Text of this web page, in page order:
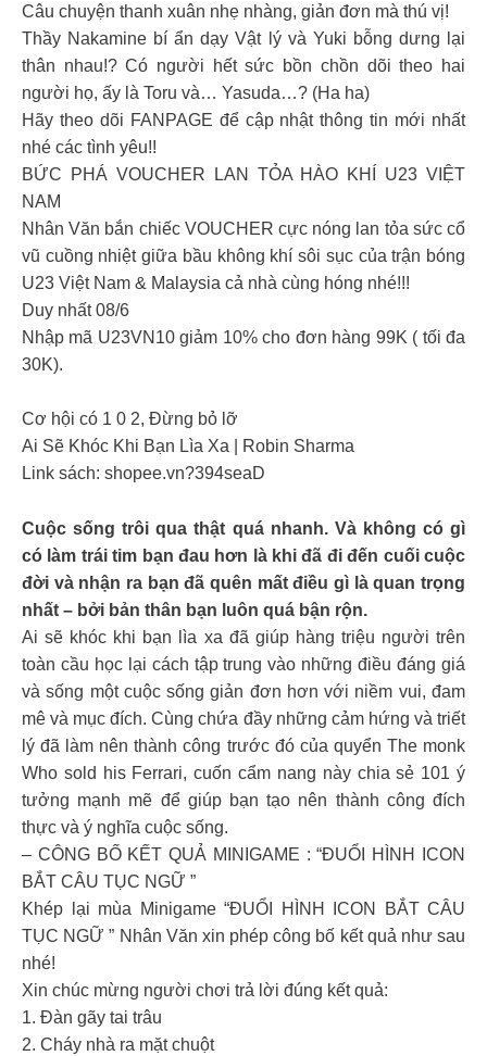
Câu chuyện thanh xuân nhẹ nhàng, giản đơn mà thú vị!
Thầy Nakamine bí ẩn dạy Vật lý và Yuki bỗng dưng lại
thân nhau!? Có người hết sức bồn chồn dõi theo hai
người họ, ấy là Toru và… Yasuda…? (Ha ha)
Hãy theo dõi FANPAGE để cập nhật thông tin mới nhất
nhé các tình yêu!!
BỨC PHÁ VOUCHER LAN TỎA HÀO KHÍ U23 VIỆT
NAM
Nhân Văn bắn chiếc VOUCHER cực nóng lan tỏa sức cổ
vũ cuồng nhiệt giữa bầu không khí sôi sục của trận bóng
U23 Việt Nam & Malaysia cả nhà cùng hóng nhé!!!
Duy nhất 08/6
Nhập mã U23VN10 giảm 10% cho đơn hàng 99K ( tối đa
30K).
Cơ hội có 1 0 2, Đừng bỏ lỡ
Ai Sẽ Khóc Khi Bạn Lìa Xa | Robin Sharma
Link sách: shopee.vn?394seaD
Cuộc sống trôi qua thật quá nhanh. Và không có gì
có làm trái tim bạn đau hơn là khi đã đi đến cuối cuộc
đời và nhận ra bạn đã quên mất điều gì là quan trọng
nhất – bởi bản thân bạn luôn quá bận rộn.
Ai sẽ khóc khi bạn lìa xa đã giúp hàng triệu người trên
toàn cầu học lại cách tập trung vào những điều đáng giá
và sống một cuộc sống giản đơn hơn với niềm vui, đam
mê và mục đích. Cùng chứa đầy những cảm hứng và triết
lý đã làm nên thành công trước đó của quyển The monk
Who sold his Ferrari, cuốn cẩm nang này chia sẻ 101 ý
tưởng mạnh mẽ để giúp bạn tạo nên thành công đích
thực và ý nghĩa cuộc sống.
– CÔNG BỐ KẾT QUẢ MINIGAME : “ĐUỔI HÌNH ICON
BẮT CÂU TỤC NGỮ ”
Khép lại mùa Minigame “ĐUỔI HÌNH ICON BẮT CÂU
TỤC NGỮ ” Nhân Văn xin phép công bố kết quả như sau
nhé!
Xin chúc mừng người chơi trả lời đúng kết quả:
1. Đàn gãy tai trâu
2. Cháy nhà ra mặt chuột